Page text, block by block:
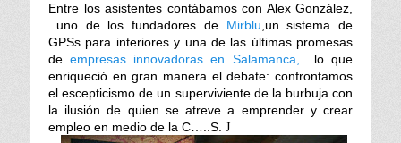
Entre los asistentes contábamos con Alex González,
uno de los fundadores deMirblu ,un sistema de
GPSs para interiores y una de las últimas promesas
deempresas innovadoras en Salamanca,
lo que
enriqueció en gran manera el debate: confrontamos
el escepticismo de un superviviente de la burbuja con
la ilusión de quien se atreve a emprender y crear
empleo en medio de la C…..S. J